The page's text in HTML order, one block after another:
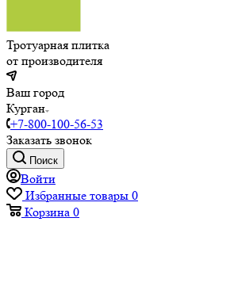
Тротуарная плитка
от производителя
Ваш город
Курган
+7-800-100-56-53
Заказать звонок
Поиск
Войти
Избранные товары 0
Корзина 0